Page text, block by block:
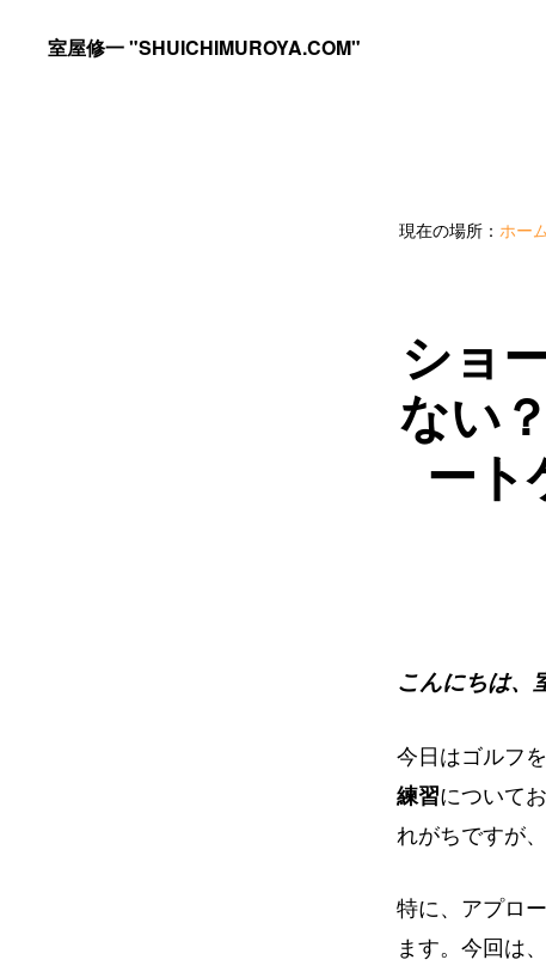
室屋修一 "SHUICHIMUROYA.COM"
現在の場所： ホー
ショ
ない
ート
こんにちは、
今日はゴルフ
練習について
れがちですが
特に、アプロ
ます。今回は、